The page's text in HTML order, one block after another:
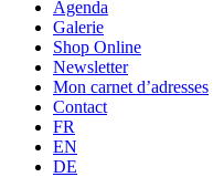
Agenda
Galerie
Shop Online
Newsletter
Mon carnet d’adresses
Contact
FR
EN
DE